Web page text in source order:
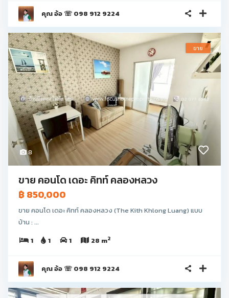
คุณ อ้อ ☏ 098 912 9224
8
ขาย
ขาย คอนโด เดอะ คิทท์ คลองหลวง
฿ 850,000
ขาย คอนโด เดอะ คิทท์ คลองหลวง (The Kith Khlong Luang) แบบ
บ้าน : ...
1
1 1 28 m2
คุณ อ้อ ☏ 098 912 9224